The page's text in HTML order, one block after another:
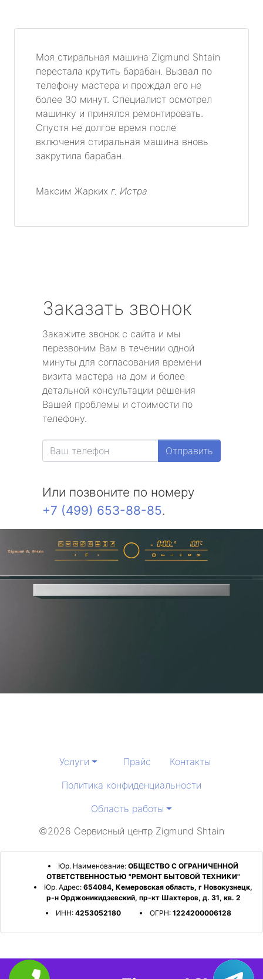
Моя стиральная машина Zigmund Shtain
перестала крутить барабан. Вызвал по
телефону мастера и прождал его не
более 30 минут. Специалист осмотрел
машинку и принялся ремонтировать.
Спустя не долгое время после
включения стиральная машина вновь
закрутила барабан.
Максим Жарких г. Истра
Заказать звонок
Закажите звонок с сайта и мы
перезвоним Вам в течении одной
минуты для согласования времени
визита мастера на дом и более
детальной консультации решения
Вашей проблемы и стоимости по
телефону.
Отправить
Или позвоните по номеру
+7 (499) 653-88-85.
Услуги Прайс
Контакты
Политика конфиденциальности
Область работы
©2026 Сервисный центр Zigmund Shtain
Юр. Наименование: ОБЩЕСТВО С ОГРАНИЧЕННОЙ
ОТВЕТСТВЕННОСТЬЮ "РЕМОНТ БЫТОВОЙ ТЕХНИКИ"
Юр. Адрес: 654084, Кемеровская область, г Новокузнецк,
р-н Орджоникидзевский, пр-кт Шахтеров, д. 31, кв. 2
ИНН: 4253052180 ОГРН: 1224200006128